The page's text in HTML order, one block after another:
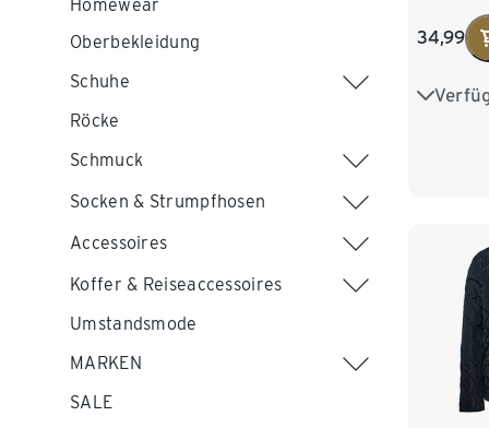
Homewear
Oberbekleidung
Schuhe
Röcke
Schmuck
Socken & Strumpfhosen
Accessoires
Koffer & Reiseaccessoires
Umstandsmode
MARKEN
SALE
34,99
S 36/38